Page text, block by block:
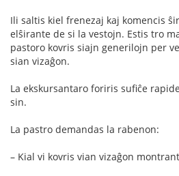
Ili saltis kiel frenezaj kaj komencis
elŝirante de si la vestojn. Estis tro
pastoro kovris siajn generilojn per
sian vizaĝon.
La ekskursantaro foriris sufiĉe
sin.
La pastro demandas la rabenon:
– Kial vi kovris vian vizaĝon